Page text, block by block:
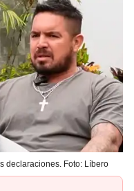
declaraciones. Foto: Líbero